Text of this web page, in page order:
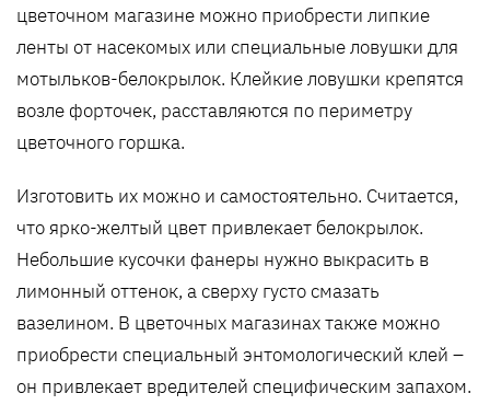
цветочном магазине можно приобрести липкие
ленты от насекомых или специальные ловушки для
мотыльков-белокрылок. Клейкие ловушки крепятся
возле форточек, расставляются по периметру
цветочного горшка.
Изготовить их можно и самостоятельно. Считается,
что ярко-желтый цвет привлекает белокрылок.
Небольшие кусочки фанеры нужно выкрасить в
лимонный оттенок, а сверху густо смазать
вазелином. В цветочных магазинах также можно
приобрести специальный энтомологический клей –
он привлекает вредителей специфическим запахом.